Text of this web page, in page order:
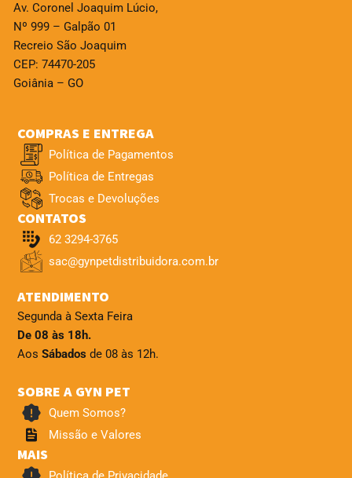
Av. Coronel Joaquim Lúcio,
Nº 999 – Galpão 01
Recreio São Joaquim
CEP: 74470-205
Goiânia – GO
COMPRAS E ENTREGA
Política de Pagamentos
Política de Entregas
Trocas e Devoluções
CONTATOS
62 3294-3765
sac@gynpetdistribuidora.com.br
ATENDIMENTO
Segunda à Sexta Feira
De 08 às 18h.
Aos Sábados de 08 às 12h.
SOBRE A GYN PET
Quem Somos?
Missão e Valores
MAIS